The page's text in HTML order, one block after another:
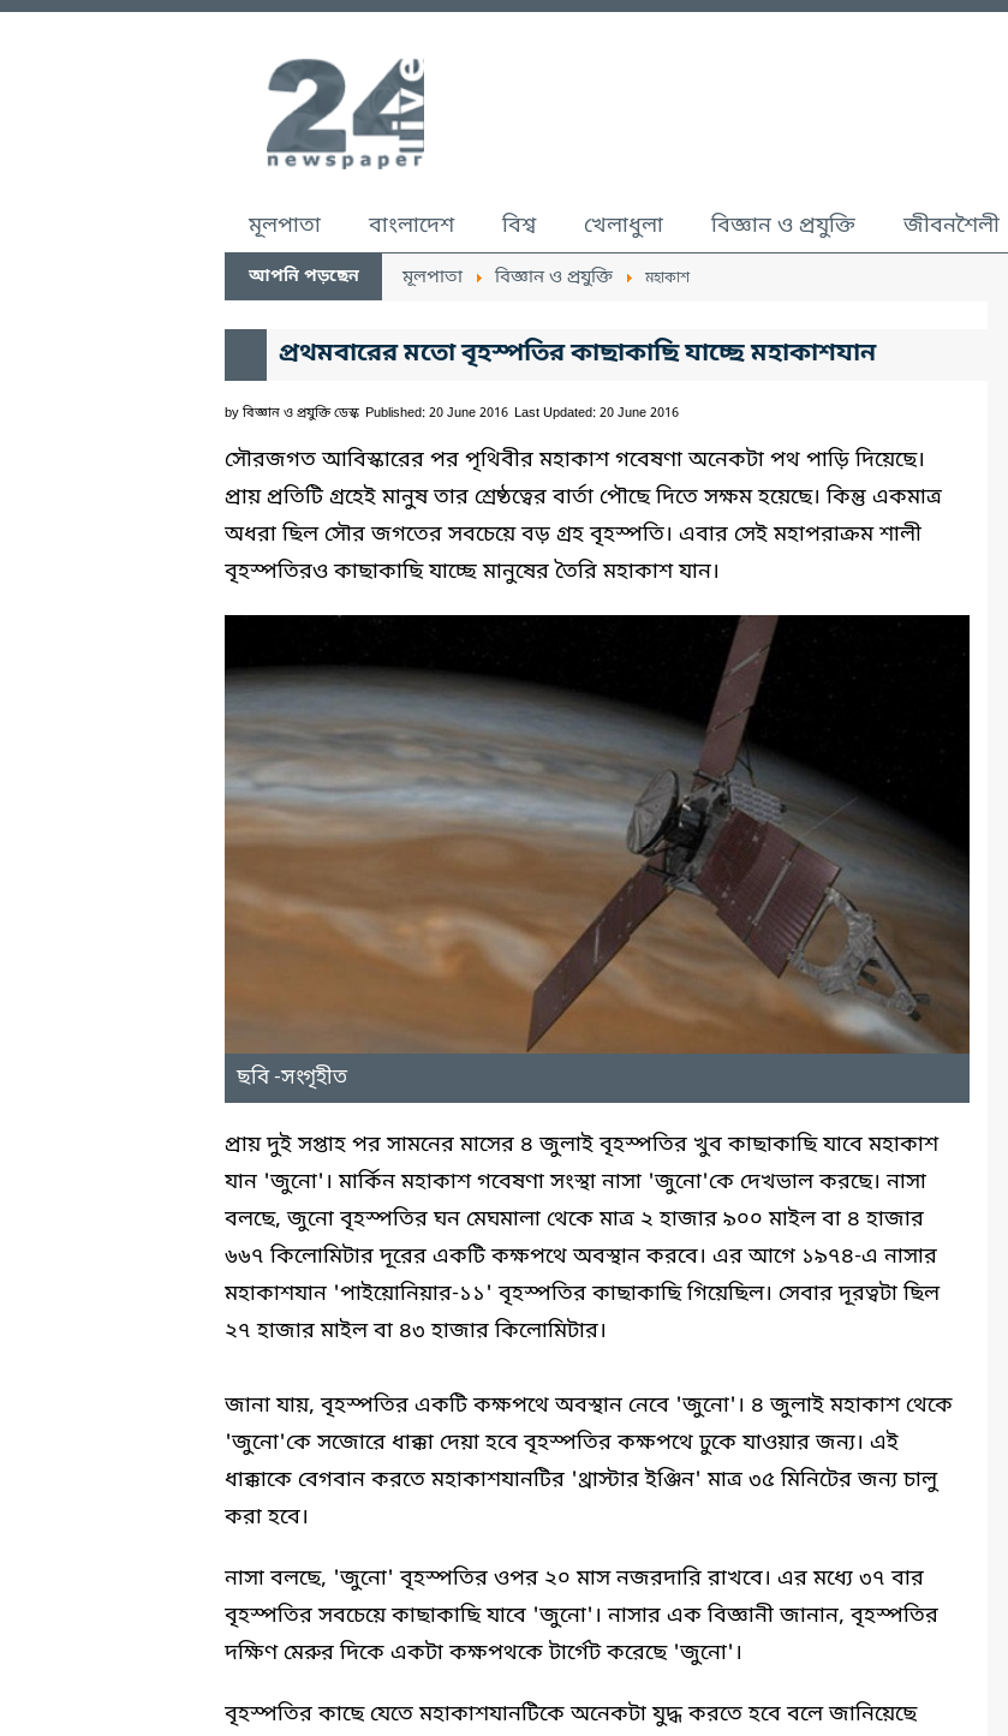
মূলপাতা বাংলাদেশ বিশ্ব খেলাধুলা বিজ্ঞান ও প্রযুক্তি জীবনশৈলী
আপনি পড়ছেন মূলপাতা বিজ্ঞান ও প্রযুক্তি মহাকাশ
প্রথমবারের মতো বৃহস্পতির কাছাকাছি যাচ্ছে মহাকাশযান
by বিজ্ঞান ও প্রযুক্তি ডেস্ক Published: 20 June 2016 Last Updated: 20 June 2016
সৌরজগত আবিস্কারের পর পৃথিবীর মহাকাশ গবেষণা অনেকটা পথ পাড়ি দিয়েছে।
প্রায় প্রতিটি গ্রহেই মানুষ তার শ্রেষ্ঠত্বের বার্তা পৌছে দিতে সক্ষম হয়েছে। কিন্তু একমাত্র
অধরা ছিল সৌর জগতের সবচেয়ে বড় গ্রহ বৃহস্পতি। এবার সেই মহাপরাক্রম শালী
বৃহস্পতিরও কাছাকাছি যাচ্ছে মানুষের তৈরি মহাকাশ যান।
ছবি -সংগৃহীত
প্রায় দুই সপ্তাহ পর সামনের মাসের ৪ জুলাই বৃহস্পতির খুব কাছাকাছি যাবে মহাকাশ
যান 'জুনো'। মার্কিন মহাকাশ গবেষণা সংস্থা নাসা 'জুনো'কে দেখভাল করছে। নাসা
বলছে, জুনো বৃহস্পতির ঘন মেঘমালা থেকে মাত্র ২ হাজার ৯০০ মাইল বা ৪ হাজার
৬৬৭ কিলোমিটার দূরের একটি কক্ষপথে অবস্থান করবে। এর আগে ১৯৭৪-এ নাসার
মহাকাশযান 'পাইয়োনিয়ার-১১' বৃহস্পতির কাছাকাছি গিয়েছিল। সেবার দূরত্বটা ছিল
২৭ হাজার মাইল বা ৪৩ হাজার কিলোমিটার।
জানা যায়, বৃহস্পতির একটি কক্ষপথে অবস্থান নেবে 'জুনো'। ৪ জুলাই মহাকাশ থেকে
'জুনো'কে সজোরে ধাক্কা দেয়া হবে বৃহস্পতির কক্ষপথে ঢুকে যাওয়ার জন্য। এই
ধাক্কাকে বেগবান করতে মহাকাশযানটির 'থ্রাস্টার ইঞ্জিন' মাত্র ৩৫ মিনিটের জন্য চালু
করা হবে।
নাসা বলছে, 'জুনো' বৃহস্পতির ওপর ২০ মাস নজরদারি রাখবে। এর মধ্যে ৩৭ বার
বৃহস্পতির সবচেয়ে কাছাকাছি যাবে 'জুনো'। নাসার এক বিজ্ঞানী জানান, বৃহস্পতির
দক্ষিণ মেরুর দিকে একটা কক্ষপথকে টার্গেট করেছে 'জুনো'।
বৃহস্পতির কাছে যেতে মহাকাশযানটিকে অনেকটা যুদ্ধ করতে হবে বলে জানিয়েছে